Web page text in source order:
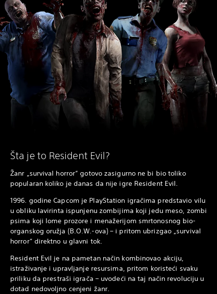
Šta je to Resident Evil?
Žanr „survival horror“ gotovo zasigurno ne bi bio toliko
popularan koliko je danas da nije igre Resident Evil.
1996. godine Capcom je PlayStation igračima predstavio vilu
u obliku lavirinta ispunjenu zombijima koji jedu meso, zombi
psima koji lome prozore i menažerijom smrtonosnog bio-
organskog oružja (B.O.W.-ova) – i pritom ubrizgao „survival
horror“ direktno u glavni tok.
Resident Evil je na pametan način kombinovao akciju,
istraživanje i upravljanje resursima, pritom koristeći svaku
priliku da prestraši igrača – uvodeći na taj način revoluciju u
dotad nedovoljno cenjeni žanr.